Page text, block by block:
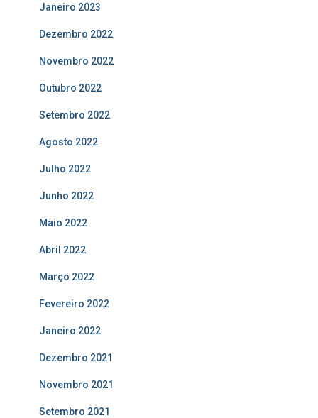
Janeiro 2023
Dezembro 2022
Novembro 2022
Outubro 2022
Setembro 2022
Agosto 2022
Julho 2022
Junho 2022
Maio 2022
Abril 2022
Março 2022
Fevereiro 2022
Janeiro 2022
Dezembro 2021
Novembro 2021
Setembro 2021